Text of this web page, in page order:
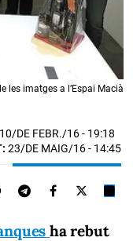
les imatges a l’Espai Macià
10/DE FEBR./16- 19:18
23/DE MAIG/16 - 14:45
ha rebut